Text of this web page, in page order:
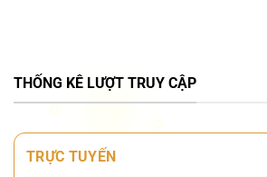
THỐNG KÊ LƯỢT TRUY CẬP
TRỰC TUYẾN